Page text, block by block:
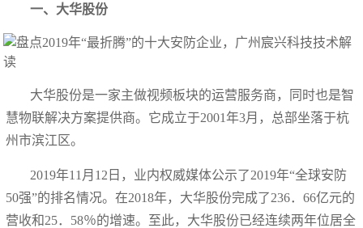
一、大华股份
大华股份是一家主做视频板块的运营服务商，同时也是智
慧物联解决方案提供商。它成立于2001年3月，总部坐落于杭
州市滨江区。
2019年11月12日，业内权威媒体公示了2019年“全球安防
50强”的排名情况。在2018年，大华股份完成了236．66亿元的
营收和25．58％的增速。至此，大华股份已经连续两年位居全